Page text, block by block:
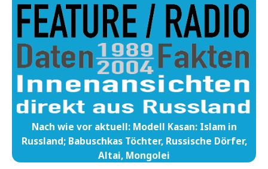
Nach wie vor aktuell: Modell Kasan: Islam in
Russland; Babuschkas Töchter, Russische Dörfer,
Altai, Mongolei